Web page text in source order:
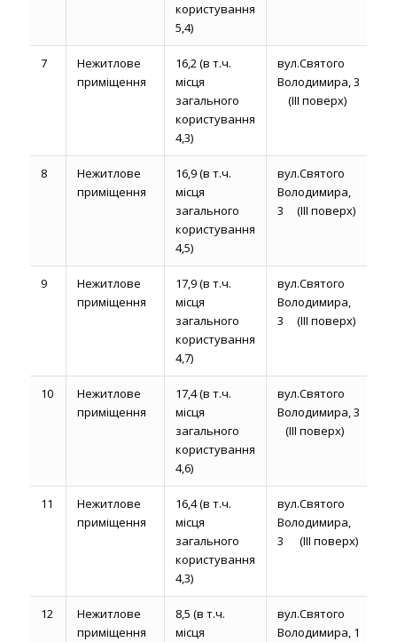
користування
5,4)
7
Нежитлове
приміщення
16,2 (в т.ч.
місця
загального
користування
4,3)
вул.Святого
Володимира, 3
(ІІІ поверх)
8
Нежитлове
приміщення
16,9 (в т.ч.
місця
загального
користування
4,5)
вул.Святого
Володимира,
3 (ІІІ поверх)
9
Нежитлове
приміщення
17,9 (в т.ч.
місця
загального
користування
4,7)
вул.Святого
Володимира,
3 (ІІІ поверх)
10
Нежитлове
приміщення
17,4 (в т.ч.
місця
загального
користування
4,6)
вул.Святого
Володимира, 3
(ІІІ поверх)
11
Нежитлове
приміщення
16,4 (в т.ч.
місця
загального
користування
4,3)
вул.Святого
Володимира,
3 (ІІІ поверх)
12
Нежитлове
приміщення
8,5 (в т.ч.
місця
вул.Святого
Володимира, 1